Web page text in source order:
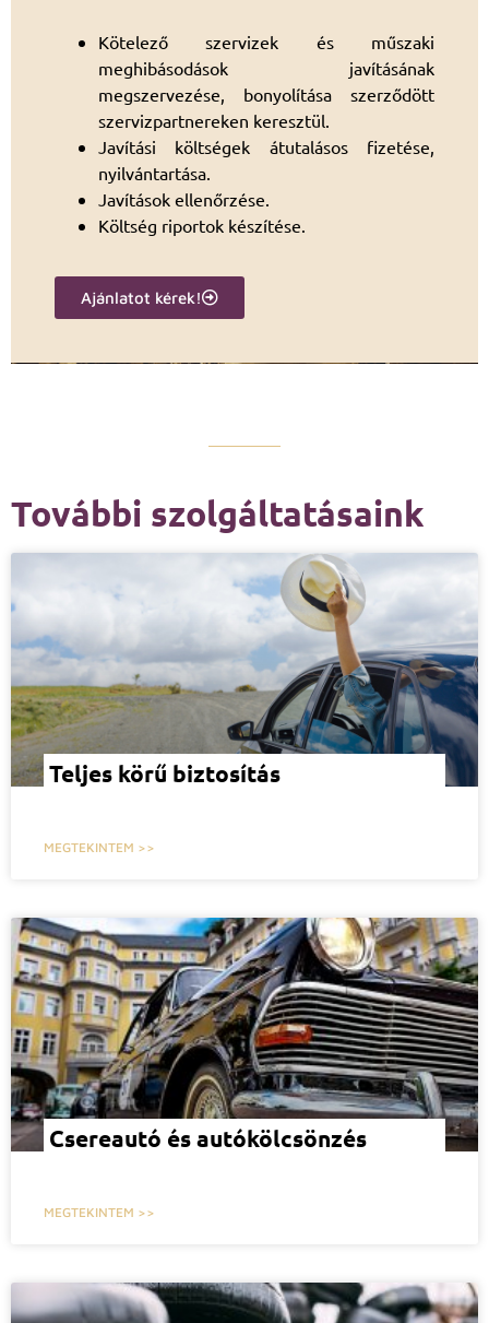
Kötelező szervizek és műszaki
meghibásodások javításának
megszervezése, bonyolítása szerződött
szervizpartnereken keresztül.
Javítási költségek átutalásos fizetése,
nyilvántartása.
Javítások ellenőrzése.
Költség riportok készítése.
Ajánlatot kérek!
További szolgáltatásaink
Teljes körű biztosítás
MEGTEKINTEM >>
Csereautó és autókölcsönzés
MEGTEKINTEM >>